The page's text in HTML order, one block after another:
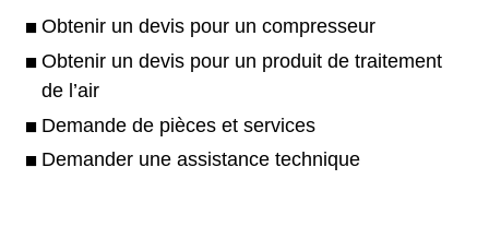
Obtenir un devis pour un compresseur
Obtenir un devis pour un produit de traitement
de l’air
Demande de pièces et services
Demander une assistance technique